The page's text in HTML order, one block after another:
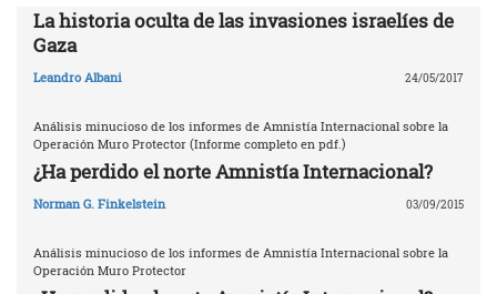
La historia oculta de las invasiones israelíes de
Gaza
Leandro Albani 24/05/2017
Análisis minucioso de los informes de Amnistía Internacional sobre la
Operación Muro Protector (Informe completo en pdf.)
¿Ha perdido el norte Amnistía Internacional?
Norman G. Finkelstein 03/09/2015
Análisis minucioso de los informes de Amnistía Internacional sobre la
Operación Muro Protector